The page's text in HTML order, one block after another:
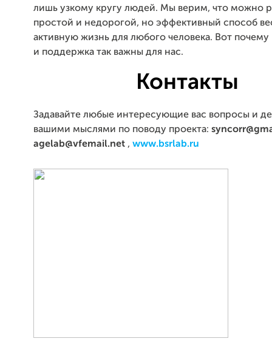
лишь узкому кругу людей. Мы верим, что можно
простой и недорогой, но эффективный способ
активную жизнь для любого человека. Вот
и поддержка так важны для нас.
Контакты
Задавайте любые интересующие вас вопросы и
вашими мыслями по поводу проекта:
agelab@vfemail.net , www.bsrlab.ru